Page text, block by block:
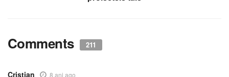
Comments 211
Cristian 8 ani ago